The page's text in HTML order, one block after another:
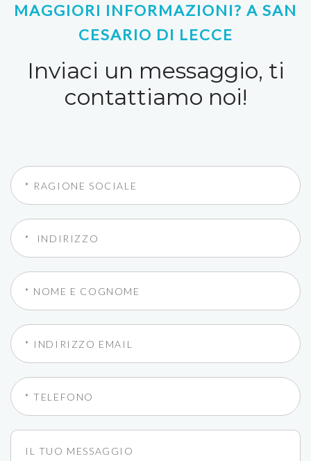
MAGGIORI INFORMAZIONI? A SAN
CESARIO DI LECCE
Inviaci un messaggio, ti
contattiamo noi!